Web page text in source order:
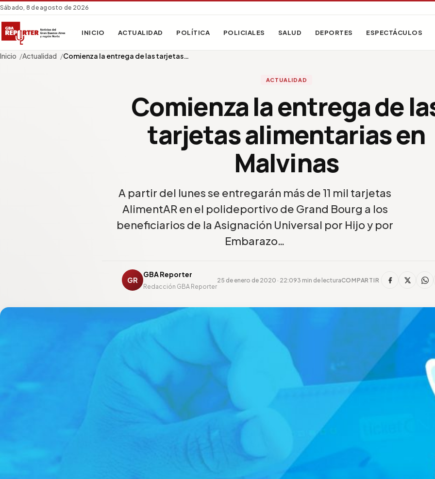
Sábado, 8 de agosto de 2026
INICIO ACTUALIDAD POLÍTICA POLICIALES SALUD DEPORTES ESPECTÁCULOS
Inicio Actualidad Comienza la entrega de las tarjetas…
ACTUALIDAD
Comienza la entrega de
tarjetas alimentarias en
Malvinas
A partir del lunes se entregarán más de 11 mil tarjetas
AlimentAR en el polideportivo de Grand Bourg a los
beneficiarios de la Asignación Universal por Hijo y por
Embarazo…
GR
GBA Reporter
Redacción GBA Reporter
25 de enero de 2020 · 22:093 min de lecturaCOMPARTIR